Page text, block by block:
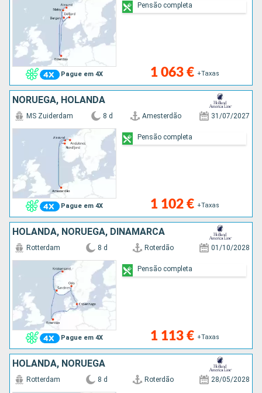
Pague em 4X 1 063 € +Taxas
Pensão completa
NORUEGA, HOLANDA
Pague em 4X
MS Zuiderdam 8 d Amesterdão 31/07/2027
1 102 € +Taxas
Pensão completa
HOLANDA, NORUEGA, DINAMARCA
Pague em 4X
Rotterdam 8 d Roterdão 01/10/2028
1 113 € +Taxas
Pensão completa
HOLANDA, NORUEGA
Rotterdam 8 d Roterdão 28/05/2028